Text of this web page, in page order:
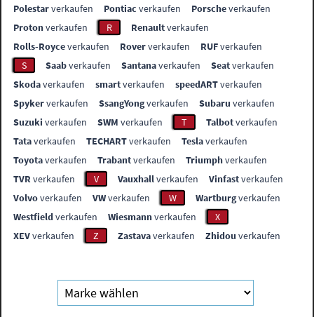
Polestarverkaufen Pontiac verkaufen Porscheverkaufen
Protonverkaufen R Renaultverkaufen
Rolls-Royceverkaufen Roververkaufen RUFverkaufen
S
Saabverkaufen Santanaverkaufen Seatverkaufen
Skodaverkaufen smartverkaufen speedARTverkaufen
Spykerverkaufen SsangYongverkaufen Subaru verkaufen
Suzuki verkaufen SWM verkaufen T Talbotverkaufen
Tataverkaufen TECHARTverkaufen Teslaverkaufen
Toyotaverkaufen Trabantverkaufen Triumphverkaufen
TVR verkaufen V Vauxhallverkaufen Vinfastverkaufen
Volvoverkaufen VWverkaufen W Wartburgverkaufen
Westfieldverkaufen Wiesmannverkaufen
X
XEVverkaufen Z Zastavaverkaufen Zhidou verkaufen